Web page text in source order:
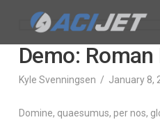
Demo:
Kyle Svenningsen January 8,
Domine, quaesumus, per nos,